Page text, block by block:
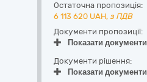
Остаточна пропозиція:
6 113 620 UAH, з ПДВ
Документи пропозиції:
Показати документи
Документи рішення:
Показати документи